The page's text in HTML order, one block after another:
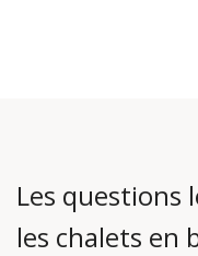
Les questions
les chalets en